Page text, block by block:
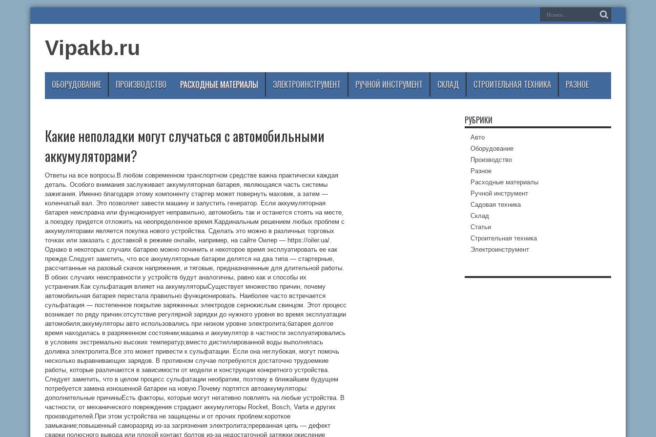
Vipakb.ru
ОБОРУДОВАНИЕ ПРОИЗВОДСТВО РАСХОДНЫЕ МАТЕРИАЛЫ ЭЛЕКТРОИНСТРУМЕНТ РУЧНОЙ ИНСТРУМЕНТ СКЛАД СТРОИТЕЛЬНАЯ ТЕХНИКА РАЗНОЕ
Какие неполадки могут случаться с автомобильными
аккумуляторами?
Ответы на все вопросы.В любом современном транспортном средстве важна практически каждая
деталь. Особого внимания заслуживает аккумуляторная батарея, являющаяся часть системы
зажигания. Именно благодаря этому компоненту стартер может повернуть маховик, а затем —
коленчатый вал. Это позволяет завести машину и запустить генератор. Если аккумуляторная
батарея неисправна или функционирует неправильно, автомобиль так и останется стоять на месте,
а поездку придется отложить на неопределенное время.Кардинальным решением любых проблем с
аккумуляторами является покупка нового устройства. Сделать это можно в различных торговых
точках или заказать с доставкой в режиме онлайн, например, на сайте Оилер — https://oiler.ua/.
Однако в некоторых случаях батарею можно починить и некоторое время эксплуатировать ее как
прежде.Следует заметить, что все аккумуляторные батареи делятся на два типа — стартерные,
рассчитанные на разовый скачок напряжения, и тяговые, предназначенные для длительной работы.
В обоих случаях неисправности у устройств будут аналогичны, равно как и способы их
устранения.Как сульфатация влияет на аккумуляторыСуществует множество причин, почему
автомобильная батарея перестала правильно функционировать. Наиболее часто встречается
сульфатация — постепенное покрытие заряженных электродов сернокислым свинцом. Этот процесс
возникает по ряду причин:отсутствие регулярной зарядки до нужного уровня во время эксплуатации
автомобиля;аккумуляторы авто использовались при низком уровне электролита;батарея долгое
время находилась в разряженном состоянии;машина и аккумулятор в частности эксплуатировались
в условиях экстремально высоких температур;вместо дистиллированной воды выполнялась
доливка электролита.Все это может привести к сульфатации. Если она неглубокая, могут помочь
несколько выравнивающих зарядов. В противном случае потребуются достаточно трудоемкие
работы, которые различаются в зависимости от модели и конструкции конкретного устройства.
Следует заметить, что в целом процесс сульфатации необратим, поэтому в ближайшем будущем
потребуется замена изношенной батареи на новую.Почему портятся автоаккумуляторы:
дополнительные причиныЕсть факторы, которые могут негативно повлиять на любые устройства. В
частности, от механического повреждения страдают аккумуляторы Rocket, Bosch, Varta и других
производителей.При этом устройства не защищены и от прочих проблем:короткое
замыкание;повышенный саморазряд из-за загрязнения электролита;прерванная цепь — дефект
сварки полюсного вывода или плохой контакт болтов из-за недостаточной затяжки;окисление
РУБРИКИ
Авто
Оборудование
Производство
Разное
Расходные материалы
Ручной инструмент
Садовая техника
Склад
Статьи
Строительная техника
Электроинструмент